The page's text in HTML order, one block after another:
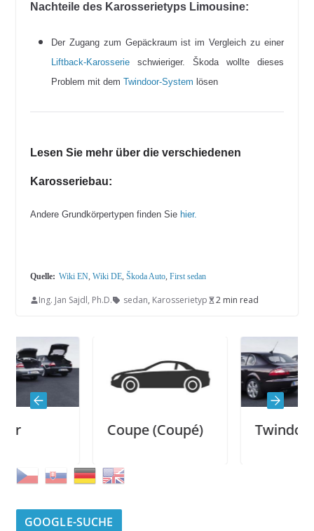
Nachteile des Karosserietyps Limousine:
Der Zugang zum Gepäckraum ist im Vergleich zu einer
Liftback-Karosserieschwieriger. Škoda wollte dieses
Problem mit dem Twindoor-System lösen
Lesen Sie mehr über die verschiedenen
Karosseriebau:
Andere Grundkörpertypen finden Sie hier.
Quelle: Wiki EN, Wiki DE, Škoda Auto, First sedan
Ing. Jan Sajdl, Ph.D. sedan, Karosserietyp 2 min read
Coupe (Coupé) Twindoor
GOOGLE-SUCHE